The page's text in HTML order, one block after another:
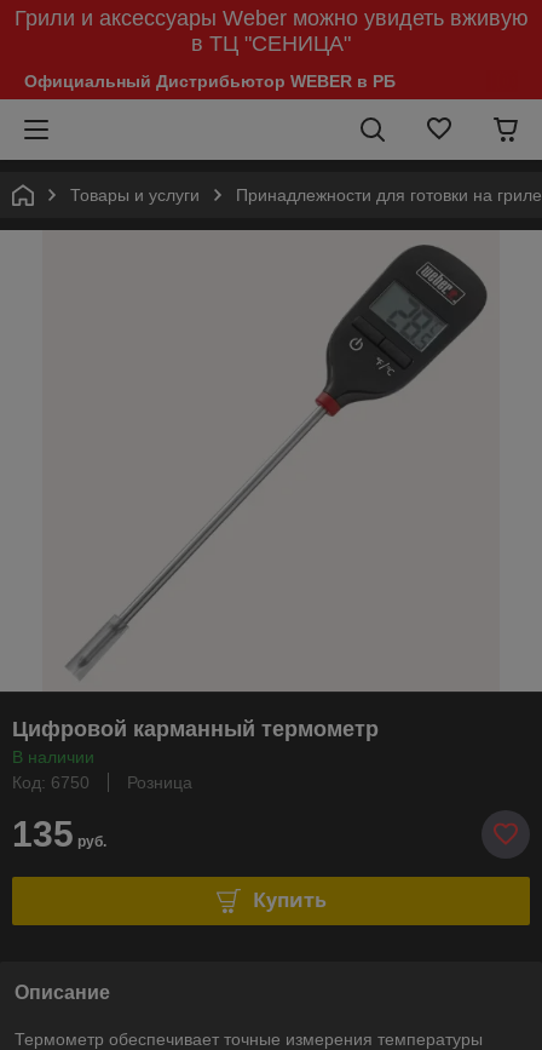
Грили и аксессуары Weber можно увидеть вживую
в ТЦ "СЕНИЦА"
Официальный Дистрибьютор WEBER в РБ
Товары и услуги Принадлежности для готовки на гриле
Цифровой карманный термометр
В наличии
Код: 6750
Розница
135 руб.
Купить
Описание
Термометр обеспечивает точные измерения температуры